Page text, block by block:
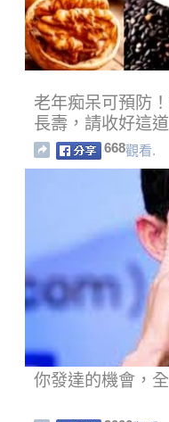
老年痴呆可預防
長壽，請收好這道
668觀看.
你發達的機會，